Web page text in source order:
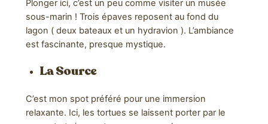
Plonger ici, c’est un peu comme visiter un musée
sous-marin ! Trois épaves reposent au fond du
lagon ( deux bateaux et un hydravion ). L’ambiance
est fascinante, presque mystique.
La Source
C’est mon spot préféré pour une immersion
relaxante. Ici, les tortues se laissent porter par le